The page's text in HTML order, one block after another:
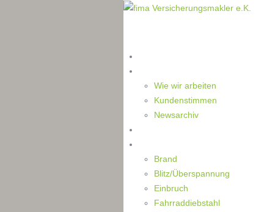
Wie wir arbeiten
Kundenstimmen
Newsarchiv
Brand
Blitz/Überspannung
Einbruch
Fahrraddiebstahl